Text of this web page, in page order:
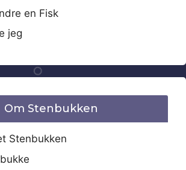
en Fisk
jeg
Om Stenbukken
Stenbukken